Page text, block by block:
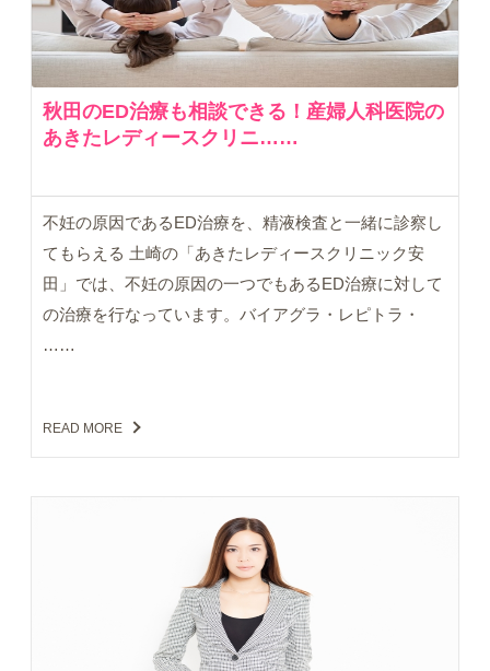
秋田のED治療も相談できる！産婦人科医院の
あきたレディースクリニ……
不妊の原因であるED治療を、精液検査と一緒に診察し
てもらえる 土崎の「あきたレディースクリニック安
田」では、不妊の原因の一つでもあるED治療に対して
の治療を行なっています。バイアグラ・レピトラ・
……
READ MORE